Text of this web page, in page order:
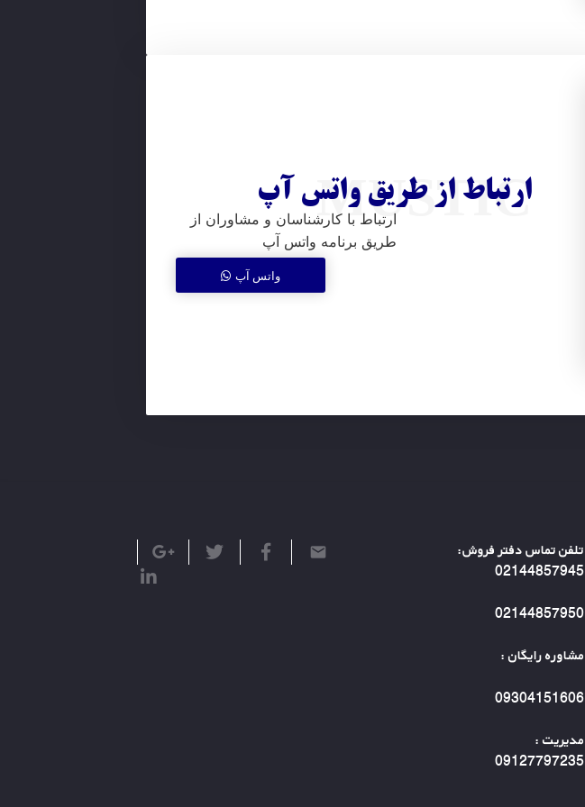
MUSTIC
ارتباط از طریق واتس آپ
ارتباط با کارشناسان و مشاوران از
طریق برنامه واتس آپ
واتس آپ
تلفن تماس دفتر فروش:
02144857945
02144857950
مشاوره رایگان :
09304151606
مدیریت :
09127797235